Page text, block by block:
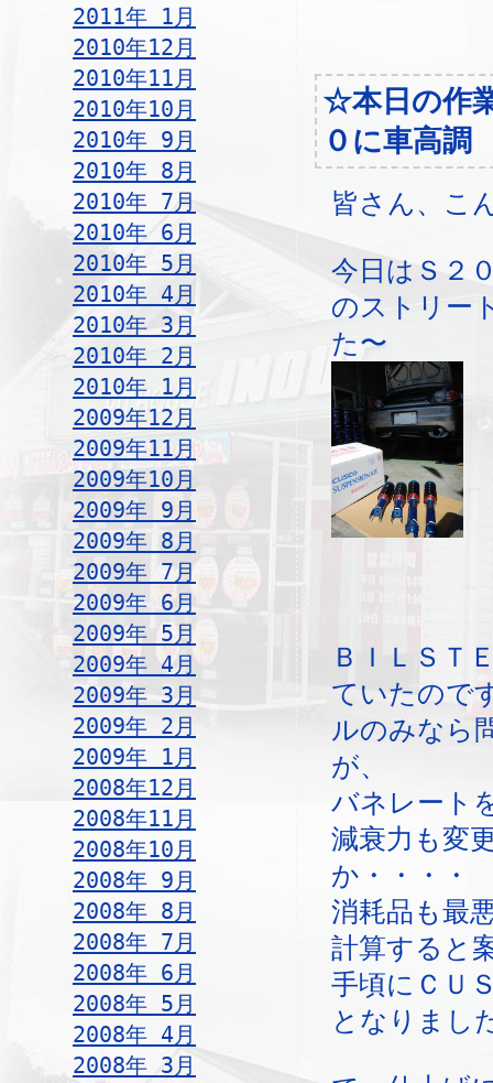
2011年 1月
2010年12月
2010年11月
2010年10月
2010年 9月
2010年 8月
2010年 7月
2010年 6月
2010年 5月
2010年 4月
2010年 3月
2010年 2月
2010年 1月
2009年12月
2009年11月
2009年10月
2009年 9月
2009年 8月
2009年 7月
2009年 6月
2009年 5月
2009年 4月
2009年 3月
2009年 2月
2009年 1月
2008年12月
2008年11月
2008年10月
2008年 9月
2008年 8月
2008年 7月
2008年 6月
2008年 5月
2008年 4月
2008年 3月
☆本日の作
０に車高調
皆さん、こ
今日はＳ２
のストリー
た〜
ＢＩＬＳＴ
ていたので
ルのみなら
が、
バネレート
減衰力も変
か・・・・
消耗品も最
計算すると
手頃にＣＵ
となりまし